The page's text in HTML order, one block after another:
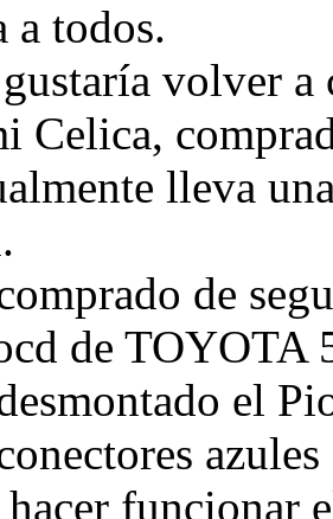
a todos.
volver a
Celica,
lleva
de
de TOYOTA
el
hacer funcionar